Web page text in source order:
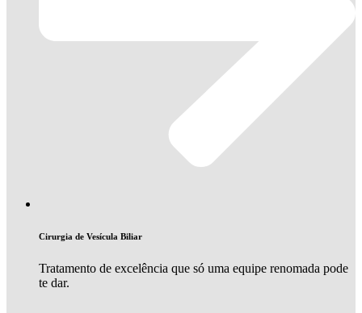
Cirurgia de Vesícula Biliar
Tratamento de excelência que só uma equipe renomada pode
te dar.